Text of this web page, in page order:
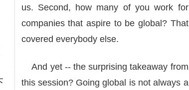
us. Second, how many of you work for
companies that aspire to be global? That
covered everybody else.
And yet -- the surprising takeaway from
this session? Going global is not always a